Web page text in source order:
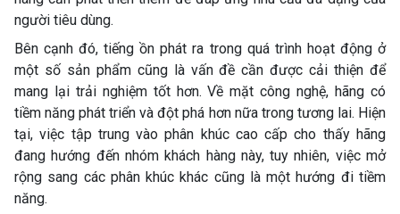
người tiêu dùng.
Bên cạnh đó, tiếng ồn phát ra trong quá trình hoạt động ở
một số sản phẩm cũng là vấn đề cần được cải thiện để
mang lại trải nghiệm tốt hơn. Về mặt công nghệ, hãng có
tiềm năng phát triển và đột phá hơn nữa trong tương lai. Hiện
tại, việc tập trung vào phân khúc cao cấp cho thấy hãng
đang hướng đến nhóm khách hàng này, tuy nhiên, việc mở
rộng sang các phân khúc khác cũng là một hướng đi tiềm
năng.